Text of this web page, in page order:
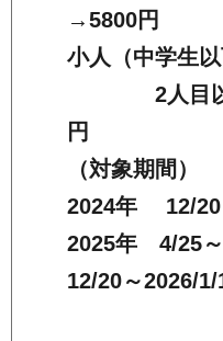
→5800円
小人（中学生
2人目以
円
（対象期間）
2024年 12/20
2025年 4/25
12/20～2026/1/